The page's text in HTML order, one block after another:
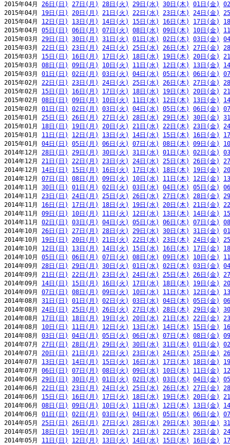
2015年04月 26日(日) 27日(月) 28日(火) 29日(水) 30日(木) 01日(金)
2015年04月 19日(日) 20日(月) 21日(火) 22日(水) 23日(木) 24日(金)
2015年04月 12日(日) 13日(月) 14日(火) 15日(水) 16日(木) 17日(金)
2015年04月 05日(日) 06日(月) 07日(火) 08日(水) 09日(木) 10日(金)
2015年03月 29日(日) 30日(月) 31日(火) 01日(水) 02日(木) 03日(金)
2015年03月 22日(日) 23日(月) 24日(火) 25日(水) 26日(木) 27日(金)
2015年03月 15日(日) 16日(月) 17日(火) 18日(水) 19日(木) 20日(金)
2015年03月 08日(日) 09日(月) 10日(火) 11日(水) 12日(木) 13日(金)
2015年03月 01日(日) 02日(月) 03日(火) 04日(水) 05日(木) 06日(金)
2015年02月 22日(日) 23日(月) 24日(火) 25日(水) 26日(木) 27日(金)
2015年02月 15日(日) 16日(月) 17日(火) 18日(水) 19日(木) 20日(金)
2015年02月 08日(日) 09日(月) 10日(火) 11日(水) 12日(木) 13日(金)
2015年02月 01日(日) 02日(月) 03日(火) 04日(水) 05日(木) 06日(金)
2015年01月 25日(日) 26日(月) 27日(火) 28日(水) 29日(木) 30日(金)
2015年01月 18日(日) 19日(月) 20日(火) 21日(水) 22日(木) 23日(金)
2015年01月 11日(日) 12日(月) 13日(火) 14日(水) 15日(木) 16日(金)
2015年01月 04日(日) 05日(月) 06日(火) 07日(水) 08日(木) 09日(金)
2014年12月 28日(日) 29日(月) 30日(火) 31日(水) 01日(木) 02日(金)
2014年12月 21日(日) 22日(月) 23日(火) 24日(水) 25日(木) 26日(金)
2014年12月 14日(日) 15日(月) 16日(火) 17日(水) 18日(木) 19日(金)
2014年12月 07日(日) 08日(月) 09日(火) 10日(水) 11日(木) 12日(金)
2014年11月 30日(日) 01日(月) 02日(火) 03日(水) 04日(木) 05日(金)
2014年11月 23日(日) 24日(月) 25日(火) 26日(水) 27日(木) 28日(金)
2014年11月 16日(日) 17日(月) 18日(火) 19日(水) 20日(木) 21日(金)
2014年11月 09日(日) 10日(月) 11日(火) 12日(水) 13日(木) 14日(金)
2014年11月 02日(日) 03日(月) 04日(火) 05日(水) 06日(木) 07日(金)
2014年10月 26日(日) 27日(月) 28日(火) 29日(水) 30日(木) 31日(金)
2014年10月 19日(日) 20日(月) 21日(火) 22日(水) 23日(木) 24日(金)
2014年10月 12日(日) 13日(月) 14日(火) 15日(水) 16日(木) 17日(金)
2014年10月 05日(日) 06日(月) 07日(火) 08日(水) 09日(木) 10日(金)
2014年09月 28日(日) 29日(月) 30日(火) 01日(水) 02日(木) 03日(金)
2014年09月 21日(日) 22日(月) 23日(火) 24日(水) 25日(木) 26日(金)
2014年09月 14日(日) 15日(月) 16日(火) 17日(水) 18日(木) 19日(金)
2014年09月 07日(日) 08日(月) 09日(火) 10日(水) 11日(木) 12日(金)
2014年08月 31日(日) 01日(月) 02日(火) 03日(水) 04日(木) 05日(金)
2014年08月 24日(日) 25日(月) 26日(火) 27日(水) 28日(木) 29日(金)
2014年08月 17日(日) 18日(月) 19日(火) 20日(水) 21日(木) 22日(金)
2014年08月 10日(日) 11日(月) 12日(火) 13日(水) 14日(木) 15日(金)
2014年08月 03日(日) 04日(月) 05日(火) 06日(水) 07日(木) 08日(金)
2014年07月 27日(日) 28日(月) 29日(火) 30日(水) 31日(木) 01日(金)
2014年07月 20日(日) 21日(月) 22日(火) 23日(水) 24日(木) 25日(金)
2014年07月 13日(日) 14日(月) 15日(火) 16日(水) 17日(木) 18日(金)
2014年07月 06日(日) 07日(月) 08日(火) 09日(水) 10日(木) 11日(金)
2014年06月 29日(日) 30日(月) 01日(火) 02日(水) 03日(木) 04日(金)
2014年06月 22日(日) 23日(月) 24日(火) 25日(水) 26日(木) 27日(金)
2014年06月 15日(日) 16日(月) 17日(火) 18日(水) 19日(木) 20日(金)
2014年06月 08日(日) 09日(月) 10日(火) 11日(水) 12日(木) 13日(金)
2014年06月 01日(日) 02日(月) 03日(火) 04日(水) 05日(木) 06日(金)
2014年05月 25日(日) 26日(月) 27日(火) 28日(水) 29日(木) 30日(金)
2014年05月 18日(日) 19日(月) 20日(火) 21日(水) 22日(木) 23日(金)
2014年05月 11日(日) 12日(月) 13日(火) 14日(水) 15日(木) 16日(金)